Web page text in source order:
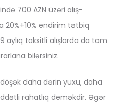
700 AZN üzəri alış-
endirim tətbiq
aylıq taksitli alışlarda da tam
bilərsiniz.
daha dərin yuxu, daha
rahatlıq deməkdir. Əgər